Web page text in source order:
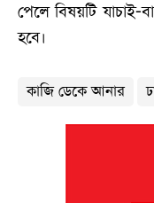
পেলে বিষয়টি যাচাই-
হবে।
কাজি ডেকে আনার